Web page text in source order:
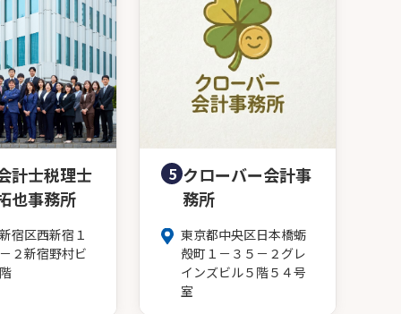
計士税理士
也事務所
宿区西新宿１
２新宿野村ビ
5 クローバー会計事
務所
東京都中央区日本橋蛎
殻町１－３５－２グレ
インズビル５階５４号
室